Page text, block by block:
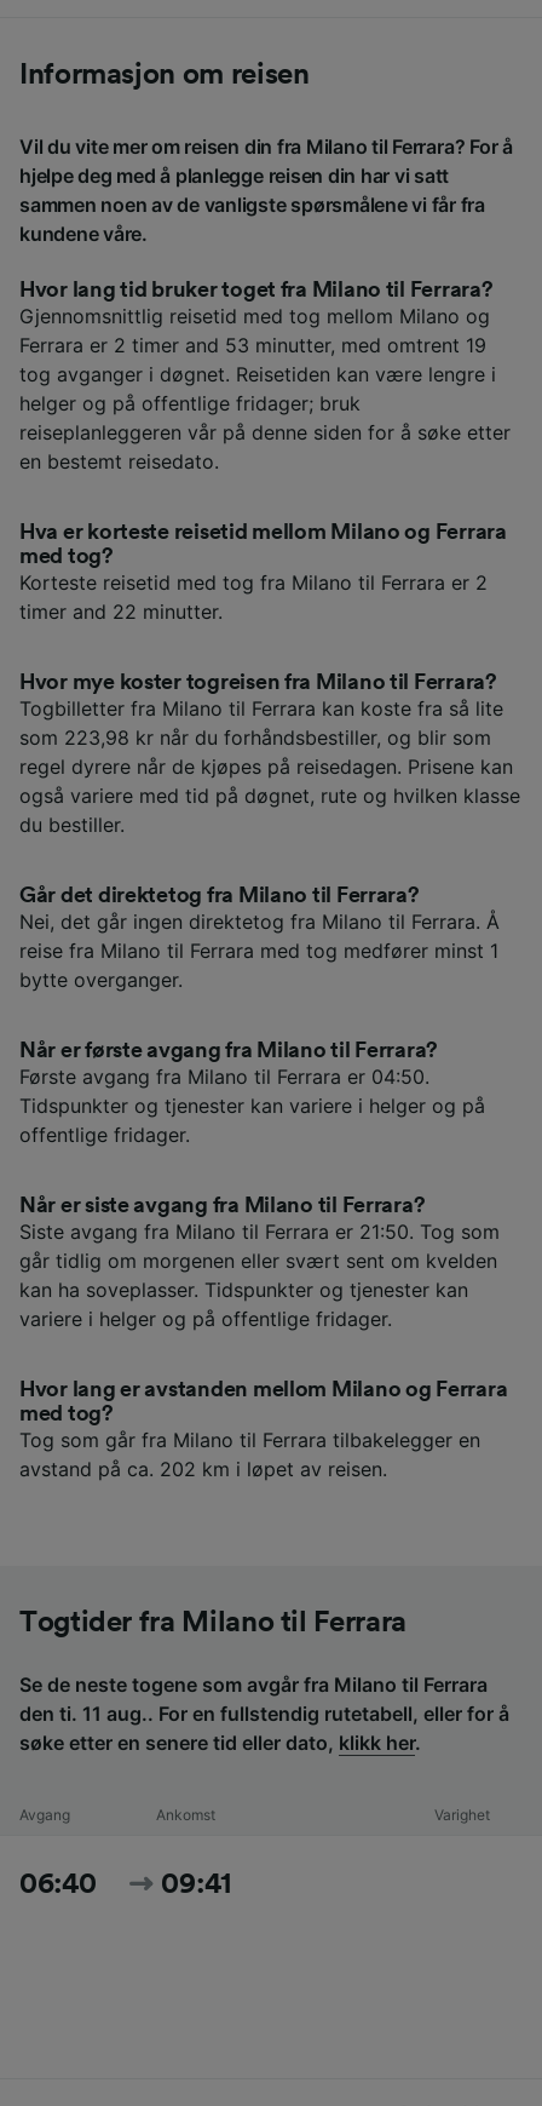
Informasjon om reisen
Vil du vite mer om reisen din fra Milano til Ferrara? For å
hjelpe deg med å planlegge reisen din har vi satt
sammen noen av de vanligste spørsmålene vi får fra
kundene våre.
Hvor lang tid bruker toget fra Milano til Ferrara?
Gjennomsnittlig reisetid med tog mellom Milano og
Ferrara er 2 timer and 53 minutter, med omtrent 19
tog avganger i døgnet. Reisetiden kan være lengre i
helger og på offentlige fridager; bruk
reiseplanleggeren vår på denne siden for å søke etter
en bestemt reisedato.
Hva er korteste reisetid mellom Milano og Ferrara
med tog?
Korteste reisetid med tog fra Milano til Ferrara er 2
timer and 22 minutter.
Hvor mye koster togreisen fra Milano til Ferrara?
Togbilletter fra Milano til Ferrara kan koste fra så lite
som 223,98 kr når du forhåndsbestiller, og blir som
regel dyrere når de kjøpes på reisedagen. Prisene kan
også variere med tid på døgnet, rute og hvilken klasse
du bestiller.
Går det direktetog fra Milano til Ferrara?
Nei, det går ingen direktetog fra Milano til Ferrara. Å
reise fra Milano til Ferrara med tog medfører minst 1
bytte overganger.
Når er første avgang fra Milano til Ferrara?
Første avgang fra Milano til Ferrara er 04:50.
Tidspunkter og tjenester kan variere i helger og på
offentlige fridager.
Når er siste avgang fra Milano til Ferrara?
Siste avgang fra Milano til Ferrara er 21:50. Tog som
går tidlig om morgenen eller svært sent om kvelden
kan ha soveplasser. Tidspunkter og tjenester kan
variere i helger og på offentlige fridager.
Hvor lang er avstanden mellom Milano og Ferrara
med tog?
Tog som går fra Milano til Ferrara tilbakelegger en
avstand på ca. 202 km i løpet av reisen.
Togtider fra Milano til Ferrara
Se de neste togene som avgår fra Milano til Ferrara
den ti. 11 aug.. For en fullstendig rutetabell, eller for å
søke etter en senere tid eller dato, klikk her.
Avgang Ankomst Varighet
06:40 09:41